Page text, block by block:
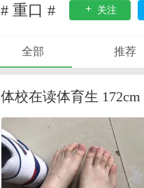
# 重口 # 关注
全部 推荐
体校在读体育生